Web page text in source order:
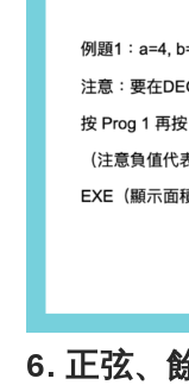
6. 正弦、